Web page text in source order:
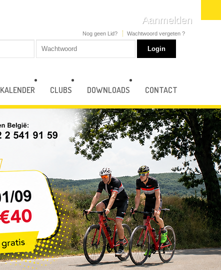
Aanmelden
Nog geen Lid? Wachtwoord vergeten ?
KALENDER CLUBS DOWNLOADS CONTACT